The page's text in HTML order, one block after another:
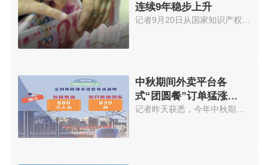
连续9年稳步上升
中秋期间外卖平台各
式“团圆餐”订单猛涨
574.56%